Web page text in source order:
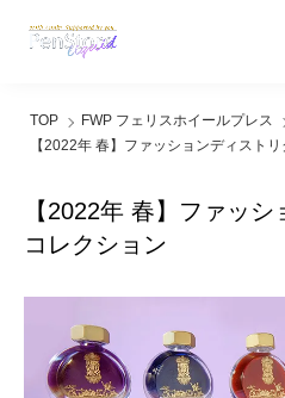
TOP
FWP フェリスホイールプレス
【2022年 春】ファッションディスト
【2022年 春】ファッ
コレクション